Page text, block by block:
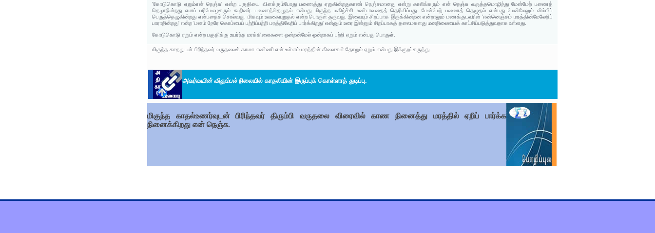
'கோடுகொடு ஏறும்என் நெஞ்சு' என்ற பகுதியை விளக்கும்போது பணைத்து ஏறுகின்றதுகாண் நெஞ்சமானது என்று காலிங்கரும் என் நெஞ்சு வருத்தமொழிந்து மேன்மேற் பணைத்
தெழாநின்றது எனப் பரிமேலழகரும் கூறினர். பணைத்தெழுதல் என்பது மிகுந்த மகிழ்ச்சி உண்டாவதைத் தெரிவிப்பது. மேன்மேற் பணைத் தெழுதல் என்பது மேன்மேலும் விம்மிப்
பெருத்தெழுகின்றது என்பதைச் சொல்வது. மிகவும் உவகையுறுதல் என்ற பொருள் தருவது. இவையும் சிறப்பாக இருக்கின்றன என்றாலும் மணக்குடவரின் 'என்னெஞ்சம் மரத்தின்மேலேறிப்
பாராநின்றது' என்ற 'மனம் நேரே கொம்பைப் பற்றிப்பற்றி மரத்திலேறிப் பார்க்கிறது' என்னும் உரை இன்னும் சிறப்பாகத் தலைமகளது மனநிலையைக் காட்சிப்படுத்துவதாக உள்ளது.
கோடுகொடு ஏறும் என்ற பகுதிக்கு உயர்ந்த மரக்கிளைகளை ஒன்றன்மேல் ஒன்றாகப் பற்றி ஏறும் என்பது பொருள்.
மிகுந்த காதலுடன் பிரிந்தவர் வருதலைக் காண எண்ணி என் உள்ளம் மரத்தின் கிளைகள் தோறும் ஏறும் என்பது இக்குறட்கருத்து.
அவர்வயின் விதும்பல்நிலையில் காதலியின் இருப்புக் கொள்ளாத் துடிப்பு.
மிகுந்த காதல்உணர்வுடன் பிரிந்தவர் திரும்பி வருதலை விரைவில் காண நினைத்து மரத்தில் ஏறிப் பார்க்க
நினைக்கிறது என் நெஞ்சு.